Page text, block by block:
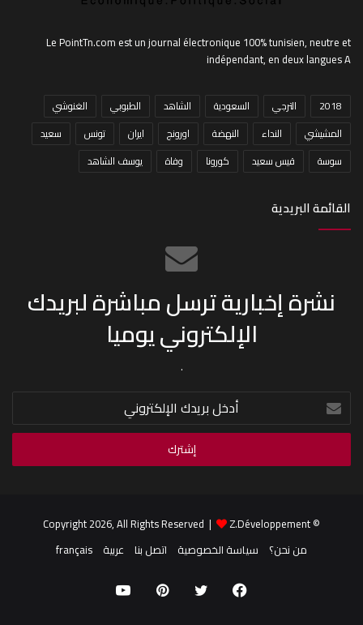
Le PointTn.com est un journal électronique 100% tunisien, neutre et
indépendant, en deux langues A
2018 الترجي السعودية الشاهد الطبوبي
الغنوشي
المشيشي
النداء النهضة اورونج ايران تونس
سعيد
سوسة
قيس سعيد كورونا وفاة يوسف الشاهد
القائمة البريدية
نشرة إخبارية ترسل مباشرة لبريدك
الإلكتروني يوميا
.
أدخل
بريدك
الإلكتروني
© Copyright 2026, All Rights Reserved |
Z.Développement
من نحن؟
سياسة الخصوصية اتصل بنا عربية français
فيسبوكتويتر بينتيريستيوتيوب